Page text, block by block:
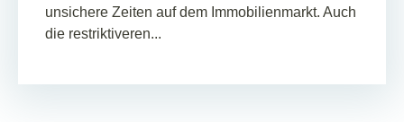
unsichere Zeiten auf dem Immobilienmarkt. Auch
die restriktiveren...